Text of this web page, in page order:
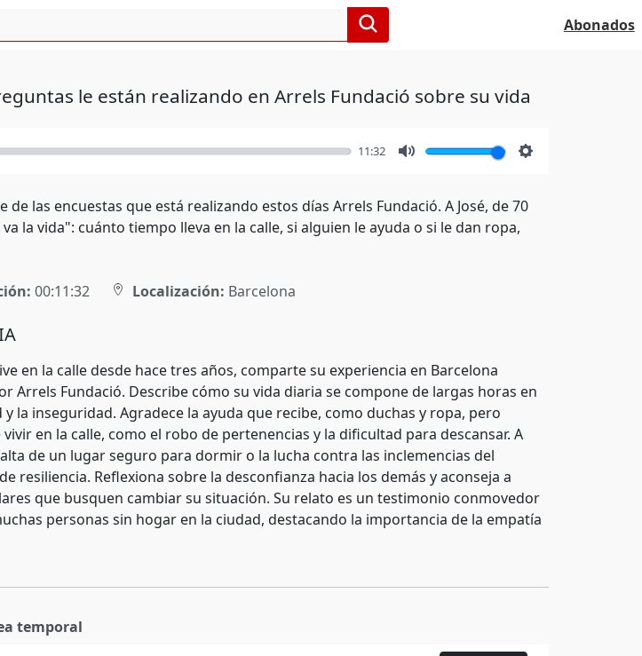
Abonados
le están realizando en Arrels Fundació sobre su vida
11:32
de las encuestas que está realizando estos días Arrels Fundació. A José, de 70
la vida": cuánto tiempo lleva en la calle, si alguien le ayuda o si le dan ropa,
00:11:32 Localización: Barcelona
en la calle desde hace tres años, comparte su experiencia en Barcelona
Arrels Fundació. Describe cómo su vida diaria se compone de largas horas en
la inseguridad. Agradece la ayuda que recibe, como duchas y ropa, pero
en la calle, como el robo de pertenencias y la dificultad para descansar. A
de un lugar seguro para dormir o la lucha contra las inclemencias del
resiliencia. Reflexiona sobre la desconfianza hacia los demás y aconseja a
que busquen cambiar su situación. Su relato es un testimonio conmovedor
personas sin hogar en la ciudad, destacando la importancia de la empatía
temporal